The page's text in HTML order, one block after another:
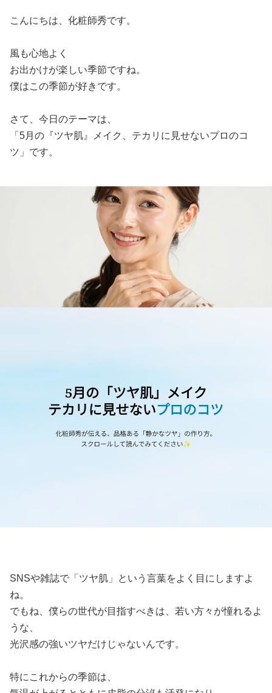
こんにちは、化粧師秀です。
風も心地よく
お出かけが楽しい季節ですね。
僕はこの季節が好きです。
さて、今日のテーマは、
「5月の『ツヤ肌』メイク、テカリに見せないプロのコ
ツ」です。
SNSや雑誌で「ツヤ肌」という言葉をよく目にしますよ
ね。
でもね、僕らの世代が目指すべきは、若い方々が憧れるよ
うな、
光沢感の強いツヤだけじゃないんです。
特にこれからの季節は、